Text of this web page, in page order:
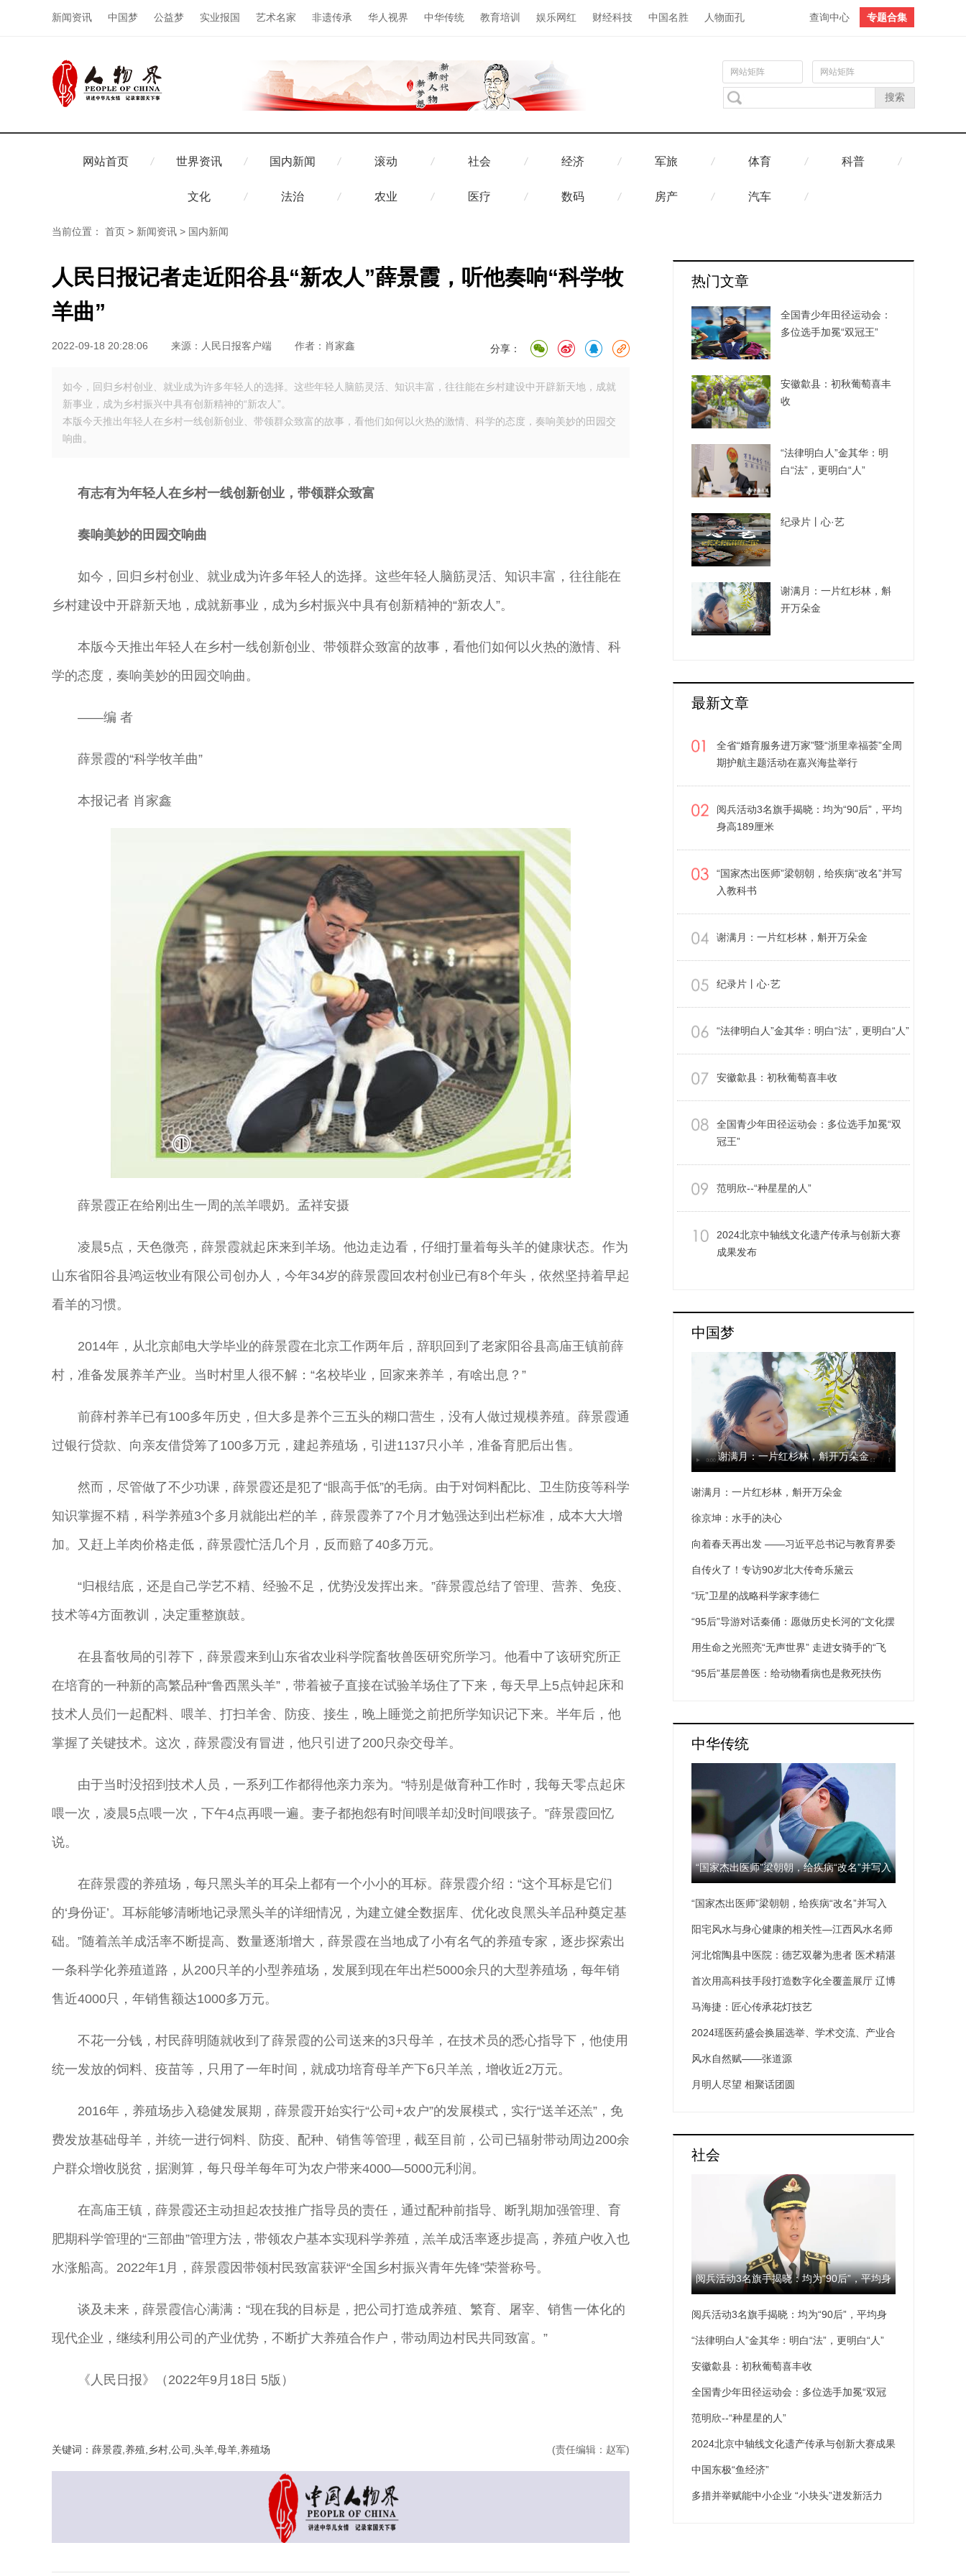
新闻资讯 中国梦 公益梦 实业报国 艺术名家 非遗传承 华人视界 中华传统 教育培训 娱乐网红 财经科技 中国名胜 人物面孔 查询中心 专题合集
网站矩阵 网站矩阵
网站首页 世界资讯 国内新闻 滚动 社会 经济 军旅 体育 科普
文化 法治 农业 医疗 数码 房产 汽车
当前位置： 首页 > 新闻资讯 > 国内新闻
人民日报记者走近阳谷县“新农人”薛景霞，听他奏响“科学牧
羊曲”
2022-09-18 20:28:06 来源：人民日报客户端 作者：肖家鑫 分享：
如今，回归乡村创业、就业成为许多年轻人的选择。这些年轻人脑筋灵活、知识丰富，往往能在乡村建设中开辟新天地，成就
新事业，成为乡村振兴中具有创新精神的“新农人”。
本版今天推出年轻人在乡村一线创新创业、带领群众致富的故事，看他们如何以火热的激情、科学的态度，奏响美妙的田园交
响曲。
有志有为年轻人在乡村一线创新创业，带领群众致富
奏响美妙的田园交响曲
如今，回归乡村创业、就业成为许多年轻人的选择。这些年轻人脑筋灵活、知识丰富，往往能在
乡村建设中开辟新天地，成就新事业，成为乡村振兴中具有创新精神的“新农人”。
本版今天推出年轻人在乡村一线创新创业、带领群众致富的故事，看他们如何以火热的激情、科
学的态度，奏响美妙的田园交响曲。
——编 者
薛景霞的“科学牧羊曲”
本报记者 肖家鑫
薛景霞正在给刚出生一周的羔羊喂奶。孟祥安摄
凌晨5点，天色微亮，薛景霞就起床来到羊场。他边走边看，仔细打量着每头羊的健康状态。作为
山东省阳谷县鸿运牧业有限公司创办人，今年34岁的薛景霞回农村创业已有8个年头，依然坚持着早起
看羊的习惯。
2014年，从北京邮电大学毕业的薛景霞在北京工作两年后，辞职回到了老家阳谷县高庙王镇前薛
村，准备发展养羊产业。当时村里人很不解：“名校毕业，回家来养羊，有啥出息？”
前薛村养羊已有100多年历史，但大多是养个三五头的糊口营生，没有人做过规模养殖。薛景霞通
过银行贷款、向亲友借贷筹了100多万元，建起养殖场，引进1137只小羊，准备育肥后出售。
然而，尽管做了不少功课，薛景霞还是犯了“眼高手低”的毛病。由于对饲料配比、卫生防疫等科学
知识掌握不精，科学养殖3个多月就能出栏的羊，薛景霞养了7个月才勉强达到出栏标准，成本大大增
加。又赶上羊肉价格走低，薛景霞忙活几个月，反而赔了40多万元。
“归根结底，还是自己学艺不精、经验不足，优势没发挥出来。”薛景霞总结了管理、营养、免疫、
技术等4方面教训，决定重整旗鼓。
在县畜牧局的引荐下，薛景霞来到山东省农业科学院畜牧兽医研究所学习。他看中了该研究所正
在培育的一种新的高繁品种“鲁西黑头羊”，带着被子直接在试验羊场住了下来，每天早上5点钟起床和
技术人员们一起配料、喂羊、打扫羊舍、防疫、接生，晚上睡觉之前把所学知识记下来。半年后，他
掌握了关键技术。这次，薛景霞没有冒进，他只引进了200只杂交母羊。
由于当时没招到技术人员，一系列工作都得他亲力亲为。“特别是做育种工作时，我每天零点起床
喂一次，凌晨5点喂一次，下午4点再喂一遍。妻子都抱怨有时间喂羊却没时间喂孩子。”薛景霞回忆
说。
在薛景霞的养殖场，每只黑头羊的耳朵上都有一个小小的耳标。薛景霞介绍：“这个耳标是它们
的‘身份证’。耳标能够清晰地记录黑头羊的详细情况，为建立健全数据库、优化改良黑头羊品种奠定基
础。”随着羔羊成活率不断提高、数量逐渐增大，薛景霞在当地成了小有名气的养殖专家，逐步探索出
一条科学化养殖道路，从200只羊的小型养殖场，发展到现在年出栏5000余只的大型养殖场，每年销
售近4000只，年销售额达1000多万元。
不花一分钱，村民薛明随就收到了薛景霞的公司送来的3只母羊，在技术员的悉心指导下，他使用
统一发放的饲料、疫苗等，只用了一年时间，就成功培育母羊产下6只羊羔，增收近2万元。
2016年，养殖场步入稳健发展期，薛景霞开始实行“公司+农户”的发展模式，实行“送羊还羔”，免
费发放基础母羊，并统一进行饲料、防疫、配种、销售等管理，截至目前，公司已辐射带动周边200余
户群众增收脱贫，据测算，每只母羊每年可为农户带来4000—5000元利润。
在高庙王镇，薛景霞还主动担起农技推广指导员的责任，通过配种前指导、断乳期加强管理、育
肥期科学管理的“三部曲”管理方法，带领农户基本实现科学养殖，羔羊成活率逐步提高，养殖户收入也
水涨船高。2022年1月，薛景霞因带领村民致富获评“全国乡村振兴青年先锋”荣誉称号。
谈及未来，薛景霞信心满满：“现在我的目标是，把公司打造成养殖、繁育、屠宰、销售一体化的
现代企业，继续利用公司的产业优势，不断扩大养殖合作户，带动周边村民共同致富。”
《人民日报》（2022年9月18日 5版）
关键词：薛景霞,养殖,乡村,公司,头羊,母羊,养殖场 (责任编辑：赵军)
热门文章
全国青少年田径运动会：
多位选手加冕“双冠王”
安徽歙县：初秋葡萄喜丰
收
“法律明白人”金其华：明
白“法”，更明白“人”
纪录片丨心·艺
谢满月：一片红杉林，斛
开万朵金
最新文章
全省“婚育服务进万家”暨“浙里幸福荟”全周
期护航主题活动在嘉兴海盐举行
阅兵活动3名旗手揭晓：均为“90后”，平均
身高189厘米
“国家杰出医师”梁朝朝，给疾病“改名”并写
入教科书
谢满月：一片红杉林，斛开万朵金
纪录片丨心·艺
“法律明白人”金其华：明白“法”，更明白“人”
安徽歙县：初秋葡萄喜丰收
全国青少年田径运动会：多位选手加冕“双
冠王”
范明欣--“种星星的人”
2024北京中轴线文化遗产传承与创新大赛
成果发布
中国梦
谢满月：一片红杉林，斛开万朵金
谢满月：一片红杉林，斛开万朵金
徐京坤：水手的决心
向着春天再出发 ——习近平总书记与教育界委
员的两次面对面·我在现场
自传火了！专访90岁北大传奇乐黛云
“玩”卫星的战略科学家李德仁
“95后”导游对话秦俑：愿做历史长河的“文化摆
渡人”
用生命之光照亮“无声世界” 走进女骑手的“飞
驰人生”
“95后”基层兽医：给动物看病也是救死扶伤
中华传统
“国家杰出医师”梁朝朝，给疾病“改名”并写入
教科书
“国家杰出医师”梁朝朝，给疾病“改名”并写入
教科书
阳宅风水与身心健康的相关性—江西风水名师
张道源
河北馆陶县中医院：德艺双馨为患者 医术精湛
保健康
首次用高科技手段打造数字化全覆盖展厅 辽博
在数字画境中展示“唐宋风华”
马海捷：匠心传承花灯技艺
2024瑶医药盛会换届选举、学术交流、产业合
作共铸发展新局
风水自然赋——张道源
月明人尽望 相聚话团圆
社会
阅兵活动3名旗手揭晓：均为“90后”，平均身
高189厘米
阅兵活动3名旗手揭晓：均为“90后”，平均身
高189厘米
“法律明白人”金其华：明白“法”，更明白“人”
安徽歙县：初秋葡萄喜丰收
全国青少年田径运动会：多位选手加冕“双冠
王”
范明欣--“种星星的人”
2024北京中轴线文化遗产传承与创新大赛成果
发布
中国东极“鱼经济”
多措并举赋能中小企业 “小块头”迸发新活力